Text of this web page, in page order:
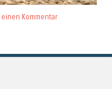
einen Kommentar